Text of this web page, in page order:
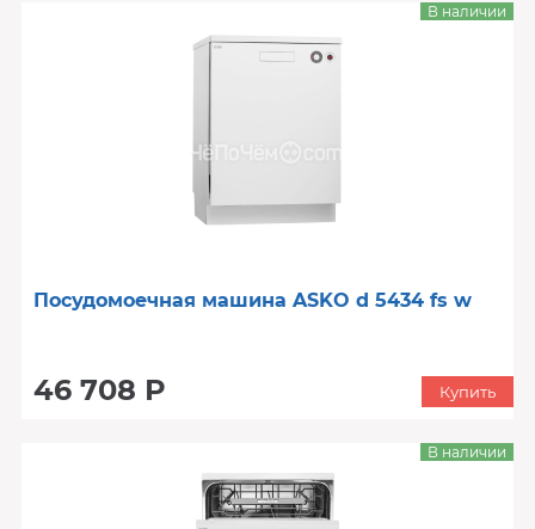
Посудомоечная машина ASKO d 5434 fs w
46 708 Р
В наличии
Купить
В наличии